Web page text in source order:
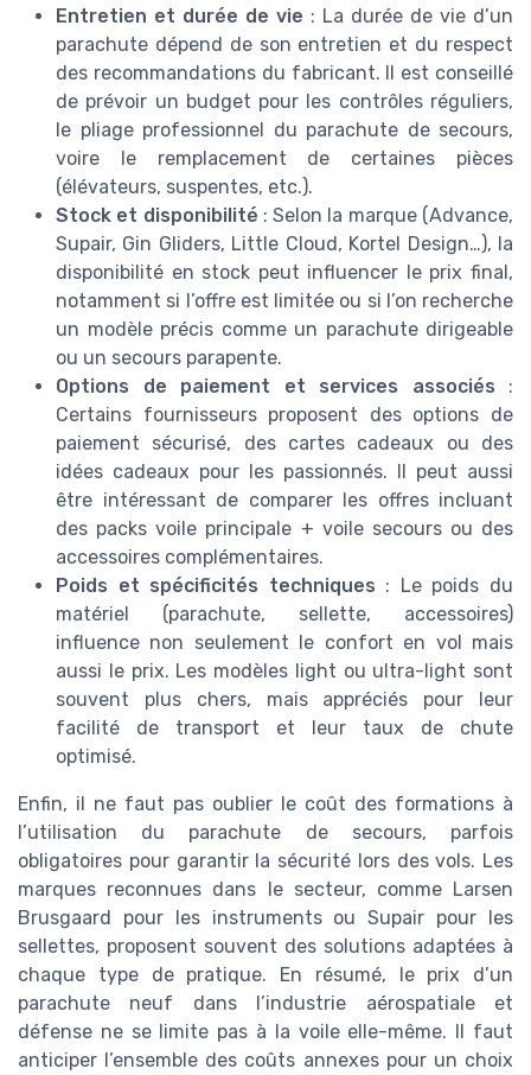
Entretien et durée de vie : La durée de vie d’un
parachute dépend de son entretien et du respect
des recommandations du fabricant. Il est conseillé
de prévoir un budget pour les contrôles réguliers,
le pliage professionnel du parachute de secours,
voire le remplacement de certaines pièces
(élévateurs, suspentes, etc.).
Stock et disponibilité : Selon la marque (Advance,
Supair, Gin Gliders, Little Cloud, Kortel Design…), la
disponibilité en stock peut influencer le prix final,
notamment si l’offre est limitée ou si l’on recherche
un modèle précis comme un parachute dirigeable
ou un secours parapente.
Options de paiement et services associés :
Certains fournisseurs proposent des options de
paiement sécurisé, des cartes cadeaux ou des
idées cadeaux pour les passionnés. Il peut aussi
être intéressant de comparer les offres incluant
des packs voile principale + voile secours ou des
accessoires complémentaires.
Poids et spécificités techniques : Le poids du
matériel (parachute, sellette, accessoires)
influence non seulement le confort en vol mais
aussi le prix. Les modèles light ou ultra-light sont
souvent plus chers, mais appréciés pour leur
facilité de transport et leur taux de chute
optimisé.
Enfin, il ne faut pas oublier le coût des formations à
l’utilisation du parachute de secours, parfois
obligatoires pour garantir la sécurité lors des vols. Les
marques reconnues dans le secteur, comme Larsen
Brusgaard pour les instruments ou Supair pour les
sellettes, proposent souvent des solutions adaptées à
chaque type de pratique. En résumé, le prix d’un
parachute neuf dans l’industrie aérospatiale et
défense ne se limite pas à la voile elle-même. Il faut
anticiper l’ensemble des coûts annexes pour un choix